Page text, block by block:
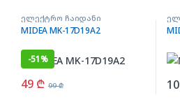
ელექტრო ჩაიდანი
MIDEA MK-17D19A2
-51%
49 ₾ 99₾